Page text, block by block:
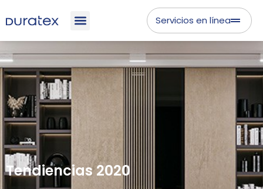
Servicios en línea
Tendiencias 2020